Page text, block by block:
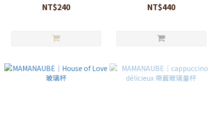
NT$240 NT$440